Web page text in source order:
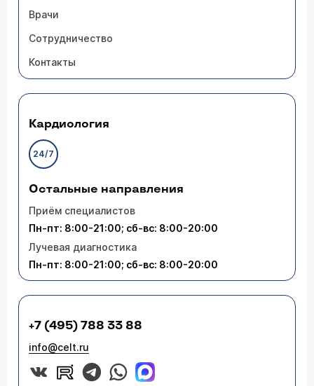
Врачи
Сотрудничество
Контакты
Кардиология
24/7
Остальные направления
Приём специалистов
Пн-пт: 8:00-21:00; сб-вс: 8:00-20:00
Лучевая диагностика
Пн-пт: 8:00-21:00; сб-вс: 8:00-20:00
+7 (495) 788 33 88
info@celt.ru